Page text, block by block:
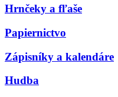
Hrnčeky a fľaše
Papiernictvo
Zápisníky a kalendáre
Hudba